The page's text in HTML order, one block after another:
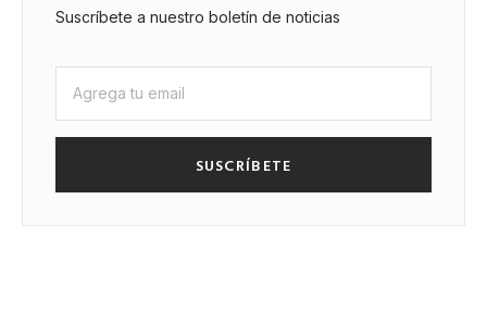
Suscríbete a nuestro boletín de noticias
SUSCRÍBETE